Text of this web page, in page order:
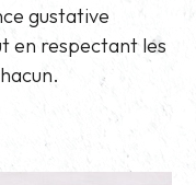
gustative
en respectant les